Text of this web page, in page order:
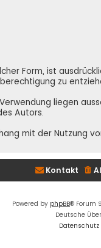
Form, ist
zu
liegen
Autors.
mit der Nutzung
Kontakt
Powered by phpBB® Forum
Deutsche
Datenschutz